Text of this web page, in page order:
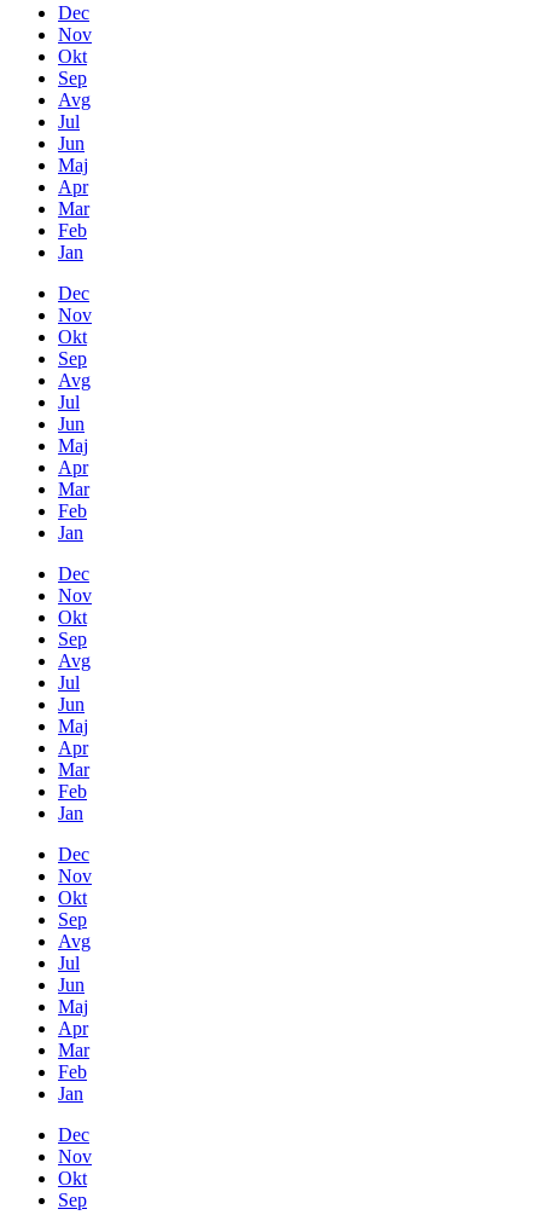
Dec
Nov
Okt
Sep
Avg
Jul
Jun
Maj
Apr
Mar
Feb
Jan
Dec
Nov
Okt
Sep
Avg
Jul
Jun
Maj
Apr
Mar
Feb
Jan
Dec
Nov
Okt
Sep
Avg
Jul
Jun
Maj
Apr
Mar
Feb
Jan
Dec
Nov
Okt
Sep
Avg
Jul
Jun
Maj
Apr
Mar
Feb
Jan
Dec
Nov
Okt
Sep